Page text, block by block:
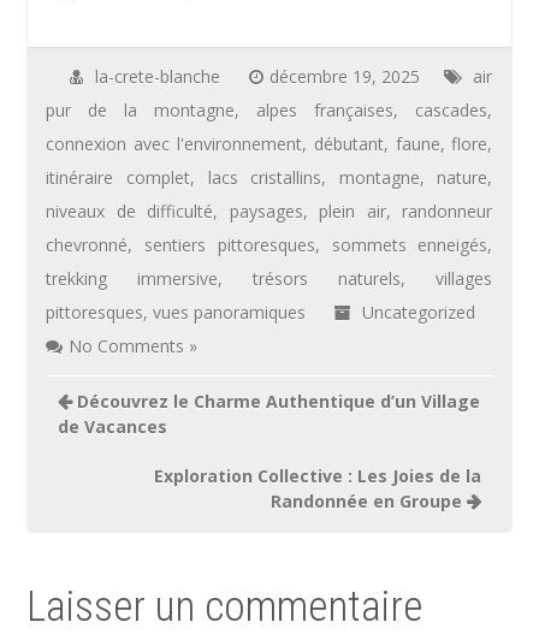
la-crete-blanche décembre 19, 2025
air
pur de la montagne, alpes françaises, cascades,
connexion avec l'environnement, débutant, faune,flore,
itinéraire complet, lacs cristallins, montagne, nature,
niveaux de difficulté, paysages, plein air, randonneur
chevronné, sentiers pittoresques, sommets enneigés,
trekking immersive,trésors naturels,villages
pittoresques,vues panoramiques
Uncategorized
No Comments »
Navigation
de
Découvrez le Charme Authentique d’un Village
de Vacances
Exploration Collective : Les Joies de la
Randonnée en Groupe
Laisser un commentaire